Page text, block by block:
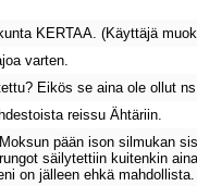
KERTAA. (Käyttäjä
varten.
Eikös se aina ole ollut
reissu Ähtäriin.
pään ison silmukan
säilytettiin kuitenkin
on jälleen ehkä